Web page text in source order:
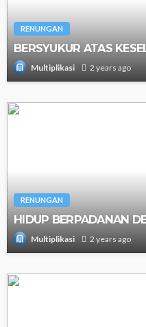
RENUNGAN
BERSYUKUR ATAS
Multiplikasi 2 years ago
RENUNGAN
HIDUP BERPADANAN
Multiplikasi 2 years ago